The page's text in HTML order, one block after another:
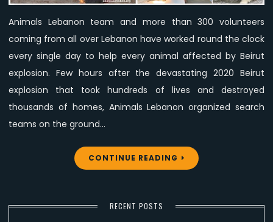
by
Beirut
explosion.
Animals Lebanon team and more than 300 volunteers
coming from all over Lebanon have worked round the clock
every single day to help every animal affected by Beirut
explosion. Few hours after the devastating 2020 Beirut
explosion that took hundreds of lives and destroyed
thousands of homes, Animals Lebanon organized search
teams on the ground…
CONTINUE READING
RECENT POSTS